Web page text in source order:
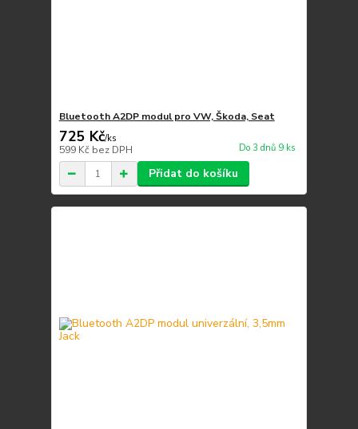
Bluetooth A2DP modul pro VW, Škoda, Seat
725 Kč/ks
599 Kč bez DPH Do 3 dnů 9 ks
Přidat do košíku